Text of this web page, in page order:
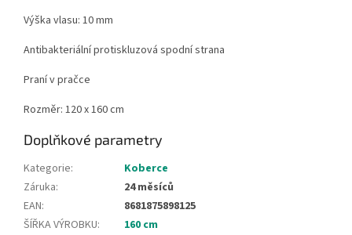
Výška vlasu: 10 mm
Antibakteriální protiskluzová spodní strana
Praní v pračce
Rozměr: 120 x 160 cm
Doplňkové parametry
Kategorie:
Koberce
Záruka:
24 měsíců
EAN:
8681875898125
ŠÍŘKA VÝROBKU:
160 cm